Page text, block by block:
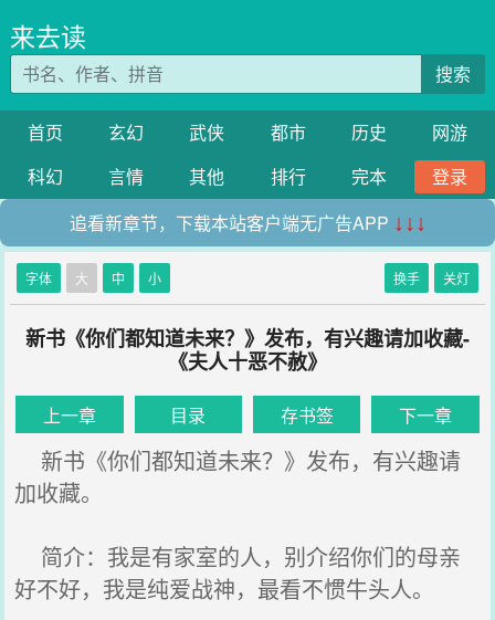
来去读
搜索
首页 玄幻 武侠 都市 历史
网游
科幻
言情 其他 排行 完本
登录
追看新章节，下载本站客户端无广告APP ↓↓↓
字体 大 中 小 换手 关灯
新书《你们都知道未来？》发布，有兴趣请加收藏-
《夫人十恶不赦》
上一章 目录 存书签 下一章
新书《你们都知道未来？》发布，有兴趣请
加收藏。
简介：我是有家室的人，别介绍你们的母亲
好不好，我是纯爱战神，最看不惯牛头人。